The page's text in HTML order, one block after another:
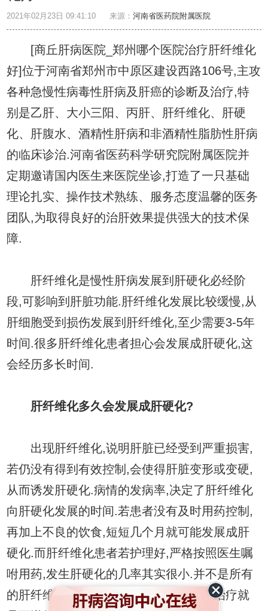
2021年02月23日 09:41:10 来源：河南省医药院附属医院
[商丘肝病医院_郑州哪个医院治疗肝纤维化
好]位于河南省郑州市中原区建设西路106号,主攻
各种急慢性病毒性肝病及肝癌的诊断及治疗,特
别是乙肝、大小三阳、丙肝、肝纤维化、肝硬
化、肝腹水、酒精性肝病和非酒精性脂肪性肝病
的临床诊治.河南省医药科学研究院附属医院并
定期邀请国内医生来医院坐诊,打造了一只基础
理论扎实、操作技术熟练、服务态度温馨的医务
团队,为取得良好的治肝效果提供强大的技术保
障.
肝纤维化是慢性肝病发展到肝硬化必经阶
段,可影响到肝脏功能.肝纤维化发展比较缓慢,从
肝细胞受到损伤发展到肝纤维化,至少需要3-5年
时间.很多肝纤维化患者担心会发展成肝硬化,这
会经历多长时间.
肝纤维化多久会发展成肝硬化?
出现肝纤维化,说明肝脏已经受到严重损害,
若仍没有得到有效控制,会使得肝脏变形或变硬,
从而诱发肝硬化.病情的发病率,决定了肝纤维化
向肝硬化发展的时间.若患者没有及时用药控制,
再加上不良的饮食,短短几个月就可能发展成肝
硬化.而肝纤维化患者若护理好,严格按照医生嘱
咐用药,发生肝硬化的几率其实很小.并不是所有
的肝纤维化一定发展成肝硬化,只要及时治疗就